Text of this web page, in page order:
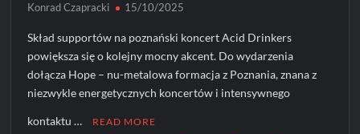
Konrad Czapracki 15/10/2025
Skład supportów na poznański koncert Acid Drinkers
powiększa się o kolejny mocny akcent. Do wydarzenia
dołącza Hope – nu-metalowa formacja z Poznania, znana z
niezwykle energetycznych koncertów i intensywnego
kontaktu … READ MORE